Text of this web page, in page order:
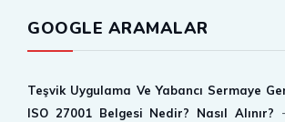
GOOGLE ARAMALAR
Teşvik Uygulama Ve Yabancı Sermaye
ISO 27001 Belgesi Nedir? Nasıl Alınır?